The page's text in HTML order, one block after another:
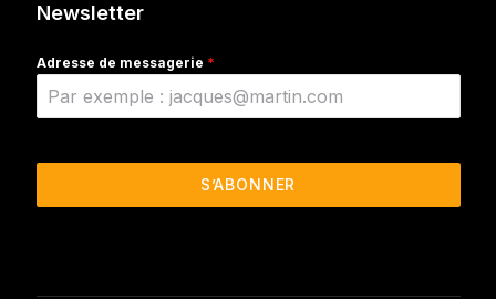
Newsletter
Adresse de messagerie *
S’ABONNER